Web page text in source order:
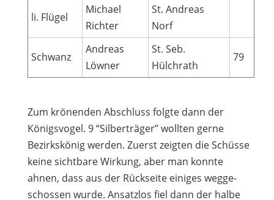
li. Flü­gel
Michael
Rich­ter
St. Andreas
Norf
Schwanz
Andreas
Löw­ner
St. Seb.
Hülchrath
79
Zum krö­nen­den Abschluss folgte dann der
Königs­vo­gel. 9 “Sil­ber­trä­ger” woll­ten gerne
Bezirks­kö­nig wer­den. Zuerst zeig­ten die Schüsse
keine sicht­bare Wir­kung, aber man konnte
ahnen, dass aus der Rück­seite eini­ges weg­ge­
schos­sen wurde. Ansatz­los fiel dann der halbe